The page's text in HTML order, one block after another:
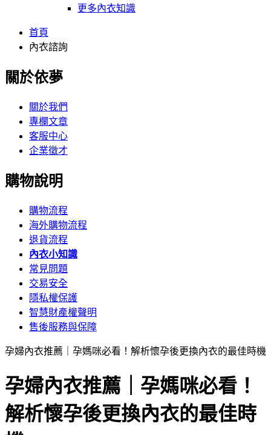
更多內衣知識
首頁
內衣諮詢
關於依夢
關於我們
專欄文章
客服中心
企業徵才
購物說明
購物流程
海外購物流程
退貨流程
內衣小知識
常見問題
交易安全
隱私權保護
智慧財產權聲明
售後服務與保障
孕婦內衣推薦｜孕媽咪必看！解析懷孕後更換內衣的最佳時機
孕婦內衣推薦｜孕媽咪必看！
解析懷孕後更換內衣的最佳時